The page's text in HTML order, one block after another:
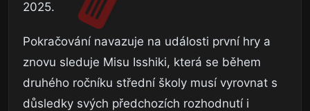
2025.
Pokračování navazuje na události první hry a
znovu sleduje Misu Isshiki, která se během
druhého ročníku střední školy musí vyrovnat s
důsledky svých předchozích rozhodnutí i